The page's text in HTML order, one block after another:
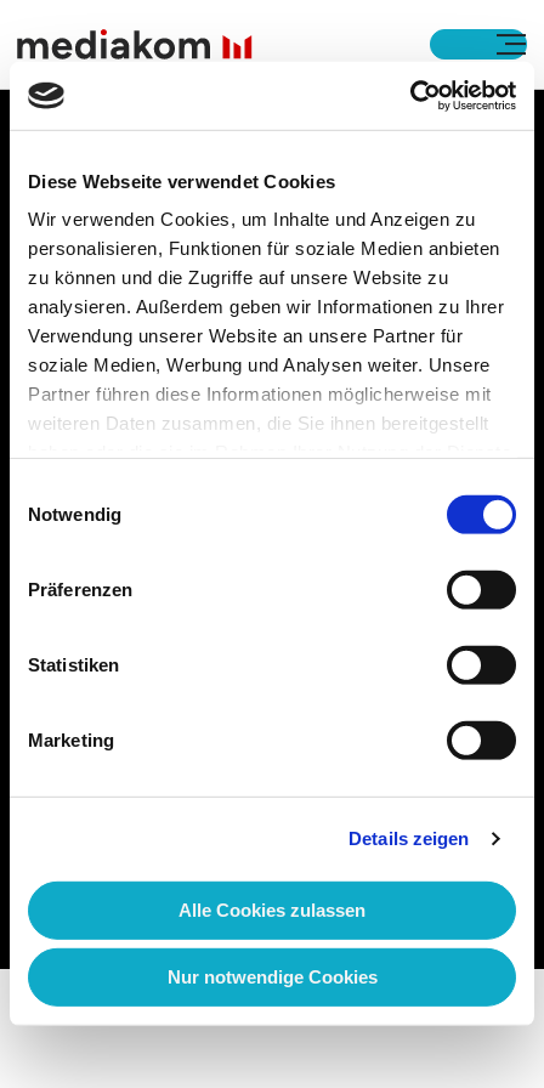
Diese Webseite verwendet Cookies
Wir verwenden Cookies, um Inhalte und Anzeigen zu
personalisieren, Funktionen für soziale Medien anbieten
zu können und die Zugriffe auf unsere Website zu
analysieren. Außerdem geben wir Informationen zu Ihrer
Verwendung unserer Website an unsere Partner für
soziale Medien, Werbung und Analysen weiter. Unsere
Partner führen diese Informationen möglicherweise mit
weiteren Daten zusammen, die Sie ihnen bereitgestellt
unsererDatenschutzerklärung
Notwendig
Präferenzen
Statistiken
Marketing
Details zeigen
Alle Cookies zulassen
Nur notwendige Cookies
Open
Footer
Expertise
Business Services
Output Solutions
Digital Solutions
Stellenangebote
Über uns
Impressum
Datenschutzhinweis Kunden